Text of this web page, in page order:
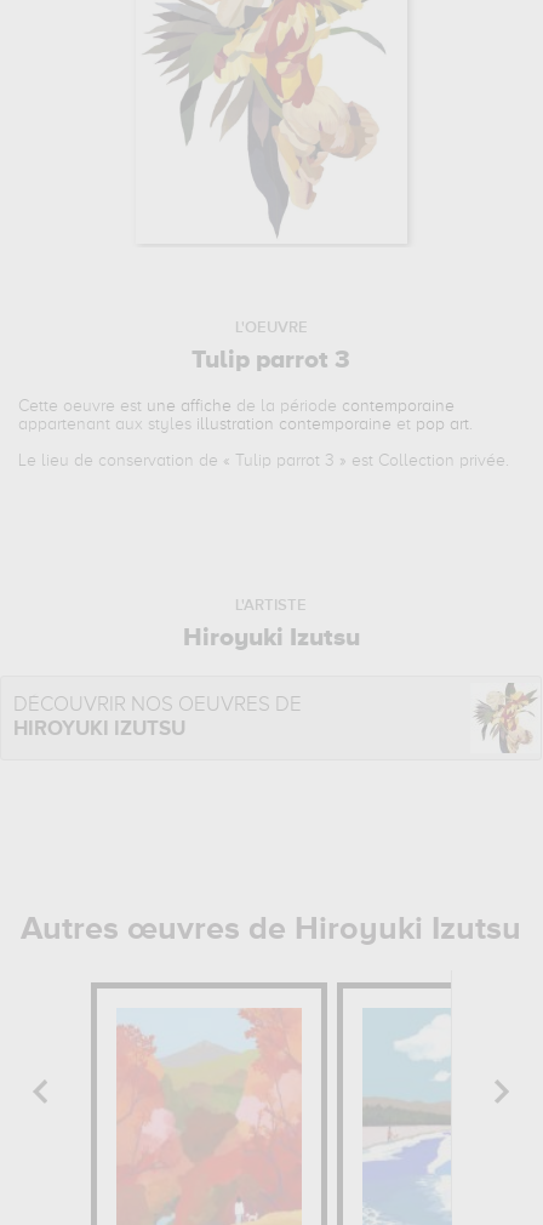
L'OEUVRE
Tulip parrot 3
Cette oeuvre est une affiche de la période contemporaine
appartenant aux styles illustration contemporaine et pop art.
Le lieu de conservation de « Tulip parrot 3 » est Collection privée.
L'ARTISTE
Hiroyuki Izutsu
DÉCOUVRIR NOS OEUVRES DE
HIROYUKI IZUTSU
Autres œuvres de Hiroyuki Izutsu